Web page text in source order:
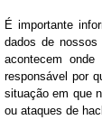
É importante
dados de
acontecem
responsável por
situação em que
ou ataques de